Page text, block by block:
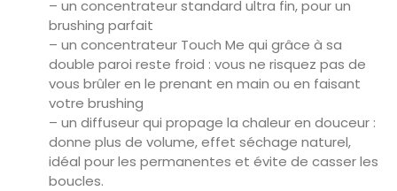
– un concentrateur standard ultra fin, pour un
brushing parfait
– un concentrateur Touch Me qui grâce à sa
double paroi reste froid : vous ne risquez pas de
vous brûler en le prenant en main ou en faisant
votre brushing
– un diffuseur qui propage la chaleur en douceur :
donne plus de volume, effet séchage naturel,
idéal pour les permanentes et évite de casser les
boucles.